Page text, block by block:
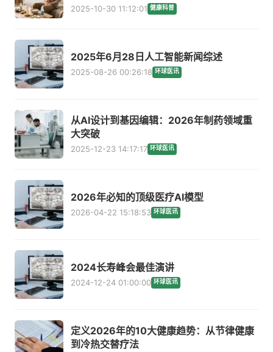
2025-10-30 11:12:01 健康科普
2025年6月28日人工智能新闻综述
2025-08-26 00:26:18 环球医讯
从AI设计到基因编辑：2026年制药领域重
大突破
2025-12-23 14:17:17 环球医讯
2026年必知的顶级医疗AI模型
2026-04-22 15:18:53 环球医讯
2024长寿峰会最佳演讲
2024-12-24 01:00:00 环球医讯
定义2026年的10大健康趋势：从节律健康
到冷热交替疗法